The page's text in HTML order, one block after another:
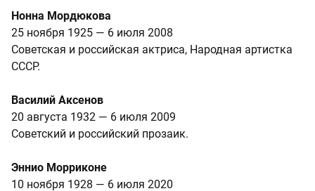
Нонна Мордюкова
25 ноября 1925 — 6 июля 2008
Советская и российская актриса, Народная артистка
СССР.
Василий Аксенов
20 августа 1932 — 6 июля 2009
Советский и российский прозаик.
Эннио Морриконе
10 ноября 1928 — 6 июля 2020